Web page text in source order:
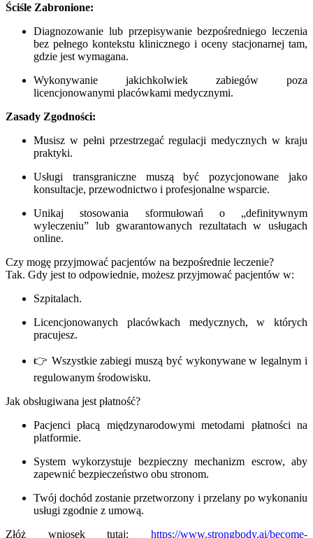
Ściśle Zabronione:
Diagnozowanie lub przepisywanie bezpośredniego leczenia
bez pełnego kontekstu klinicznego i oceny stacjonarnej tam,
gdzie jest wymagana.
Wykonywanie jakichkolwiek zabiegów poza
licencjonowanymi placówkami medycznymi.
Zasady Zgodności:
Musisz w pełni przestrzegać regulacji medycznych w kraju
praktyki.
Usługi transgraniczne muszą być pozycjonowane jako
konsultacje, przewodnictwo i profesjonalne wsparcie.
Unikaj stosowania sformułowań o „definitywnym
wyleczeniu” lub gwarantowanych rezultatach w usługach
online.
Czy mogę przyjmować pacjentów na bezpośrednie leczenie?
Tak. Gdy jest to odpowiednie, możesz przyjmować pacjentów w:
Szpitalach.
Licencjonowanych placówkach medycznych, w których
pracujesz.
👉 Wszystkie zabiegi muszą być wykonywane w legalnym i
regulowanym środowisku.
Jak obsługiwana jest płatność?
Pacjenci płacą międzynarodowymi metodami płatności na
platformie.
System wykorzystuje bezpieczny mechanizm escrow, aby
zapewnić bezpieczeństwo obu stronom.
Twój dochód zostanie przetworzony i przelany po wykonaniu
usługi zgodnie z umową.
Złóż wniosek tutaj: https://www.strongbody.ai/become-